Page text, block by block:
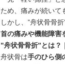
ため、痛みが続いて
しかし、”舟状骨骨
首の痛みや機能障害
”舟状骨骨折”とは
舟状骨は手のひら側